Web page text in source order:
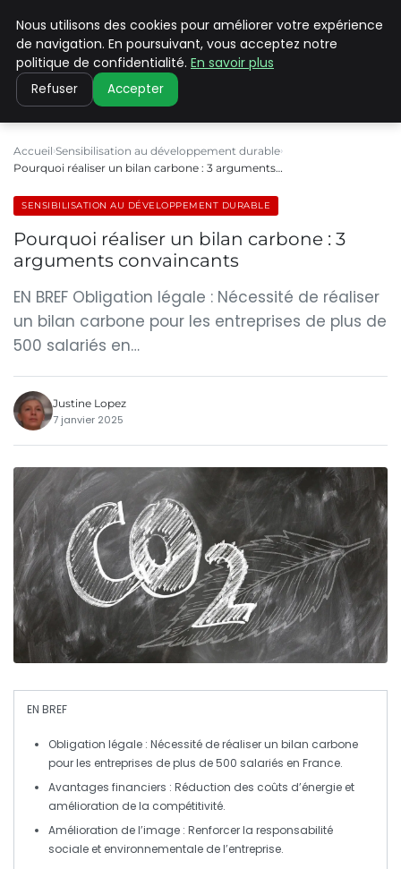
CLIMATE C ADVANCED
Accueil Sensibilisation au développement durable
Pourquoi réaliser un bilan carbone : 3 arguments…
SENSIBILISATION AU DÉVELOPPEMENT DURABLE
Pourquoi réaliser un bilan carbone : 3
arguments convaincants
EN BREF Obligation légale : Nécessité de réaliser
un bilan carbone pour les entreprises de plus de
500 salariés en…
Justine Lopez
7 janvier 2025
EN BREF
Obligation légale : Nécessité de réaliser un bilan carbone
pour les entreprises de plus de 500 salariés en France.
Avantages financiers : Réduction des coûts d’énergie et
amélioration de la compétitivité.
Amélioration de l’image : Renforcer la responsabilité
sociale et environnementale de l’entreprise.
Nous utilisons des cookies pour améliorer votre expérience
de navigation. En poursuivant, vous acceptez notre
politique de confidentialité. En savoir plus
Refuser Accepter